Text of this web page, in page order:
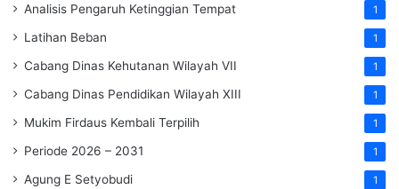
Analisis Pengaruh Ketinggian Tempat 1
Latihan Beban 1
Cabang Dinas Kehutanan Wilayah VII 1
Cabang Dinas Pendidikan Wilayah XIII 1
Mukim Firdaus Kembali Terpilih 1
Periode 2026 – 2031 1
Agung E Setyobudi 1